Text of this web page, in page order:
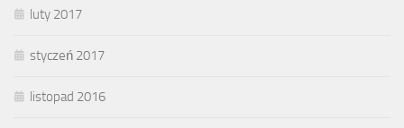
luty 2017
styczeń 2017
listopad 2016